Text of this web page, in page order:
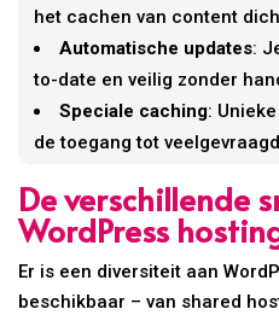
het cachen van content
Automatische updates:
to-date en veilig zonder
Speciale caching:
de toegang tot
De verschillende
WordPress
Er is een diversiteit aan
beschikbaar – van shared